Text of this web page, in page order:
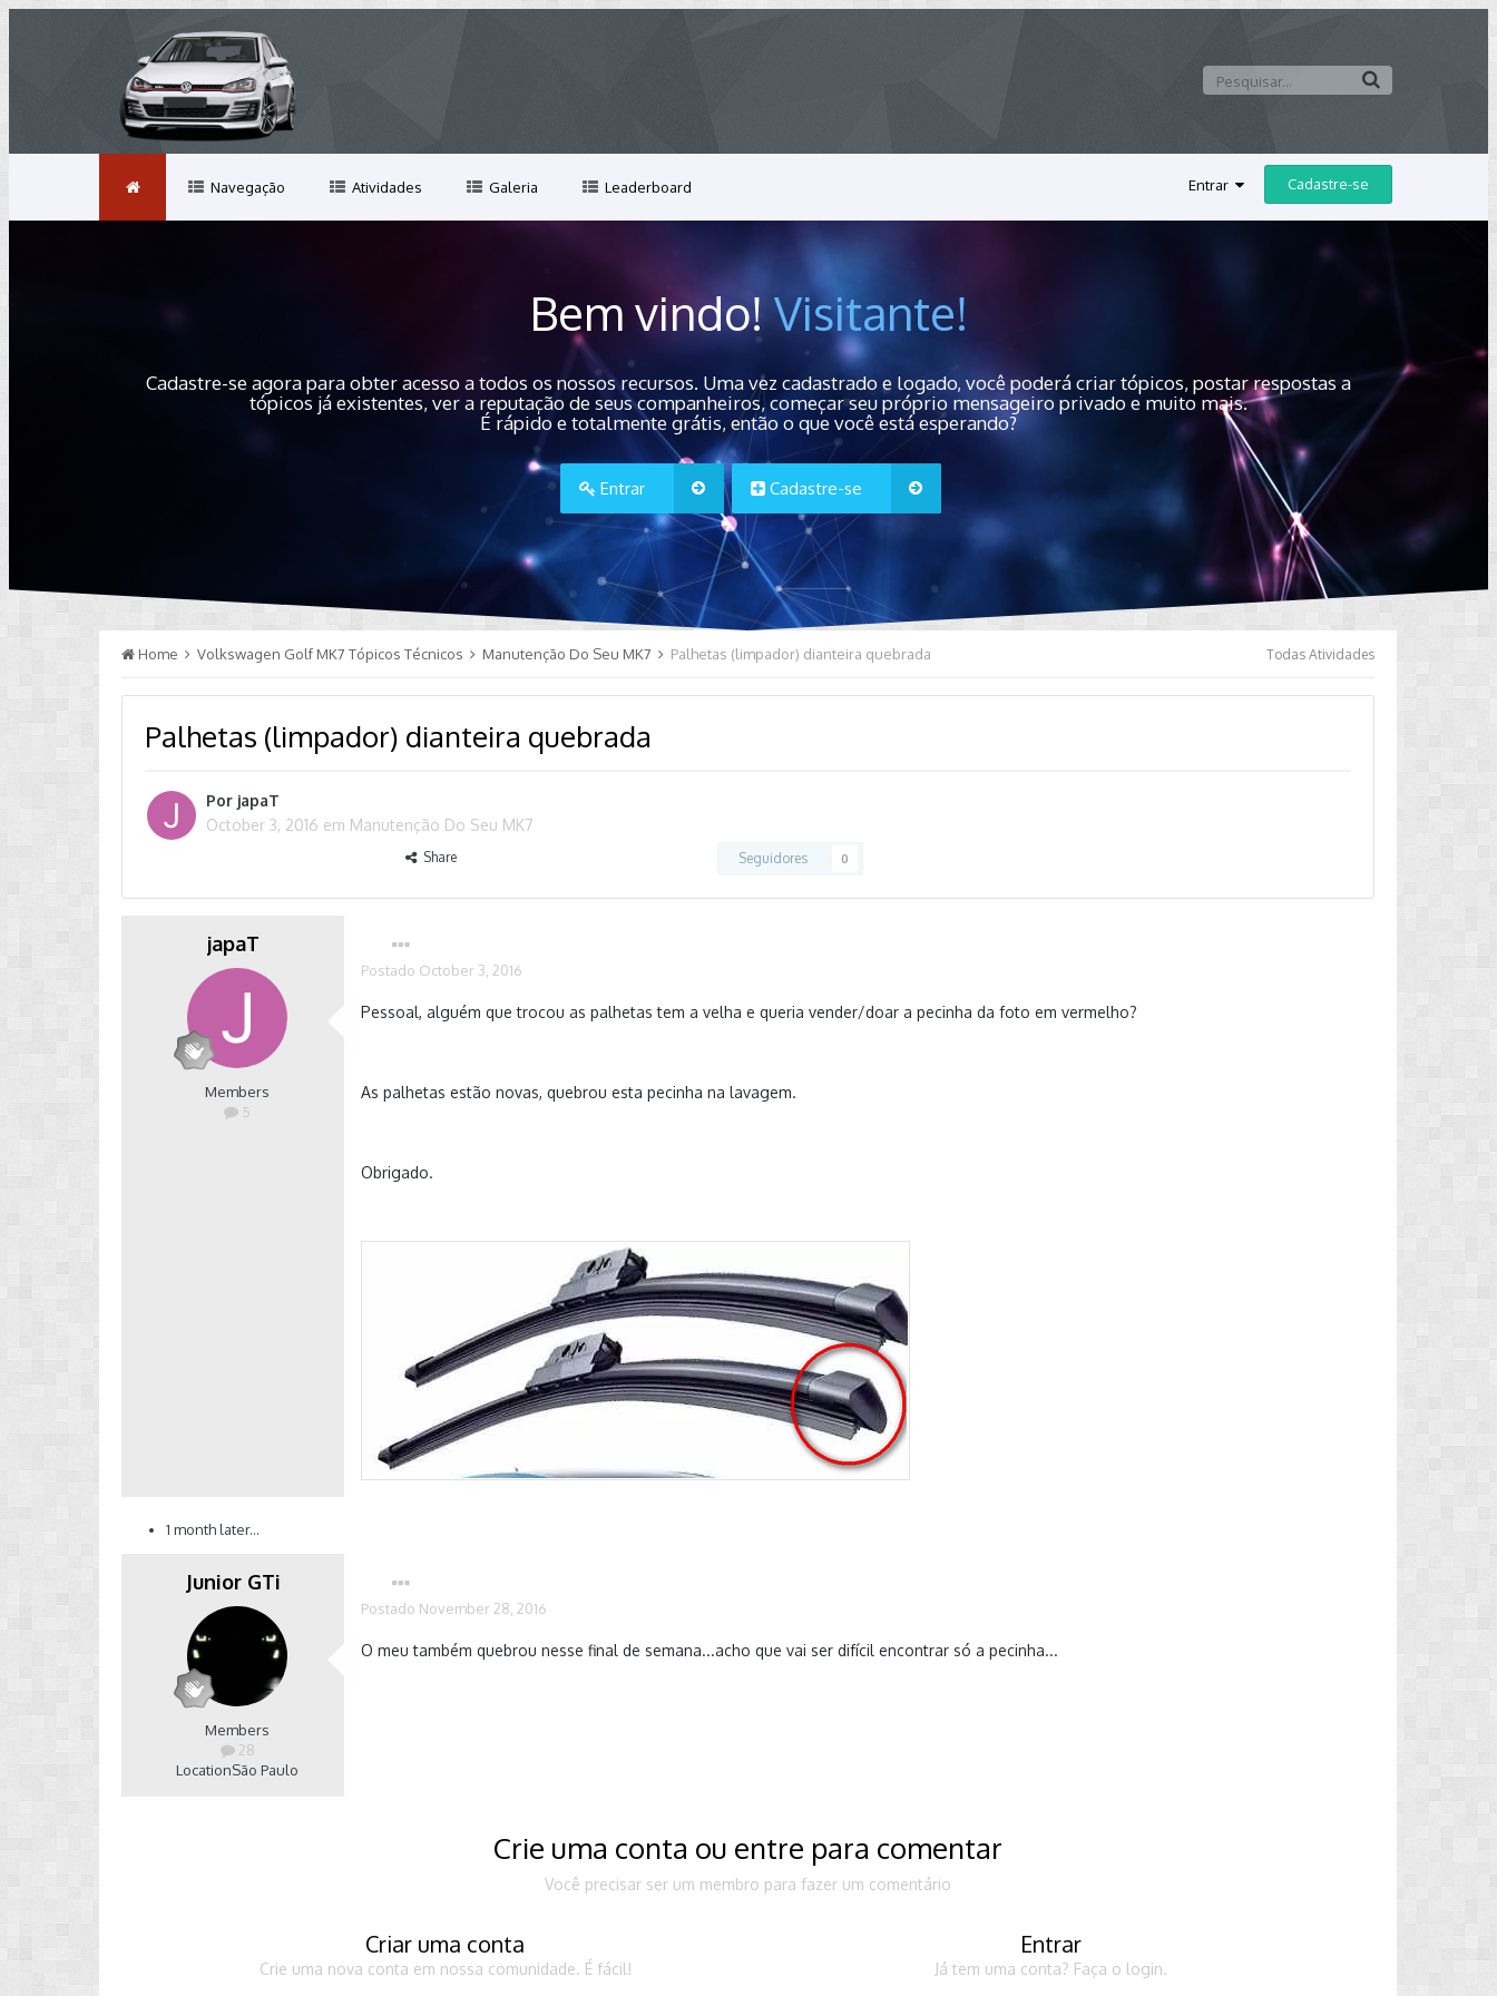
Entrar Cadastre-se
Navegação Atividades Galeria Leaderboard
Bem vindo!Visitante!
Cadastre-se agora para obter acesso a todos os nossos recursos. Uma vez cadastrado e logado, você poderá criar tópicos, postar respostas a
tópicos já existentes, ver a reputação de seus companheiros, começar seu próprio mensageiro privado e muito mais.
É rápido e totalmente grátis, então o que você está esperando?
Entrar Cadastre-se
Todas Atividades
Home Volkswagen Golf MK7 Tópicos Técnicos Manutenção Do Seu MK7 Palhetas (limpador) dianteira quebrada
Palhetas (limpador) dianteira quebrada
Por japaT
October 3, 2016 em Manutenção Do Seu MK7
Share Seguidores 0
japaT
Members
5
Postado October 3, 2016
Pessoal, alguém que trocou as palhetas tem a velha e queria vender/doar a pecinha da foto em vermelho?
As palhetas estão novas, quebrou esta pecinha na lavagem.
Obrigado.
1 month later...
Junior GTi
Members
28
LocationSão Paulo
Postado November 28, 2016
O meu também quebrou nesse final de semana...acho que vai ser difícil encontrar só a pecinha...
Crie uma conta ou entre para comentar
Você precisar ser um membro para fazer um comentário
Criar uma conta
Crie uma nova conta em nossa comunidade. É fácil!
Entrar
Já tem uma conta? Faça o login.